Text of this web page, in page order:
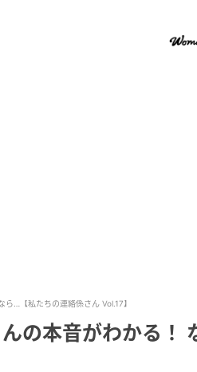
…【私たちの連絡係さん Vol.17】
の本音がわかる！